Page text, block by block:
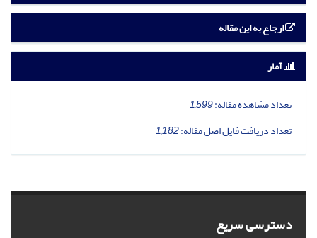
ارجاع به این مقاله
آمار
تعداد مشاهده مقاله:1,599
تعداد دریافت فایل اصل مقاله:1,182
دسترسی سریع